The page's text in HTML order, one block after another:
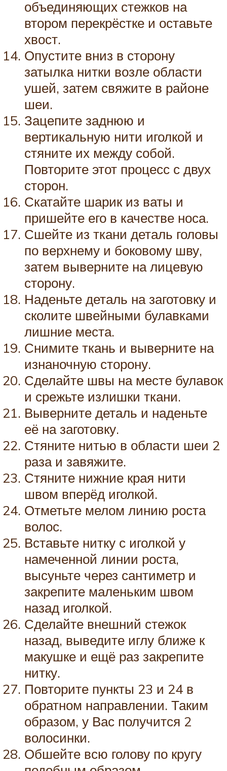
объединяющих стежков на
втором перекрёстке и оставьте
хвост.
Опустите вниз в сторону
затылка нитки возле области
ушей, затем свяжите в районе
шеи.
Зацепите заднюю и
вертикальную нити иголкой и
стяните их между собой.
Повторите этот процесс с двух
сторон.
Скатайте шарик из ваты и
пришейте его в качестве носа.
Сшейте из ткани деталь головы
по верхнему и боковому шву,
затем выверните на лицевую
сторону.
Наденьте деталь на заготовку и
сколите швейными булавками
лишние места.
Снимите ткань и выверните на
изнаночную сторону.
Сделайте швы на месте булавок
и срежьте излишки ткани.
Выверните деталь и наденьте
её на заготовку.
Стяните нитью в области шеи 2
раза и завяжите.
Стяните нижние края нити
швом вперёд иголкой.
Отметьте мелом линию роста
волос.
Вставьте нитку с иголкой у
намеченной линии роста,
высуньте через сантиметр и
закрепите маленьким швом
назад иголкой.
Сделайте внешний стежок
назад, выведите иглу ближе к
макушке и ещё раз закрепите
нитку.
Повторите пункты 23 и 24 в
обратном направлении. Таким
образом, у Вас получится 2
волосинки.
Обшейте всю голову по кругу